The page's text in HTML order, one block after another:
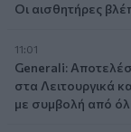
Οι αισθητήρες
11:01
Generali:
στα Λειτουργικά
με συμβολή από